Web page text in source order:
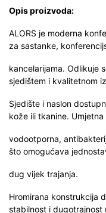
Opis proizvoda:
ALORS je moderna
za sastanke,
kancelarijama. Odlikuje
sjedištem i kvalitetnom
Sjedište i naslon
kože ili tkanine.
vodootporna,
što omogućava
dug vijek trajanja.
Hromirana konstrukcija
stabilnost i dugotrajnost